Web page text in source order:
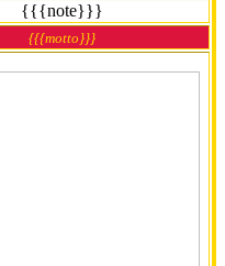
{{{note}}}
{{{motto}}}